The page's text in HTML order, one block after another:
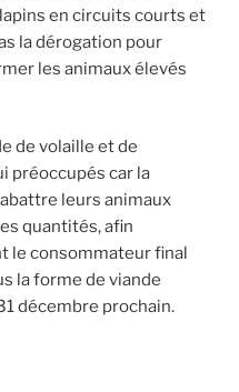
en circuits courts et
la dérogation pour
les animaux élevés
de volaille et de
préoccupés car la
leurs animaux
quantités, afin
le consommateur final
la forme de viande
décembre prochain.